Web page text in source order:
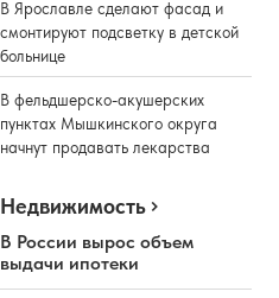
В Ярославле сделают фасад и
смонтируют подсветку в детской
больнице
В фельдшерско-акушерских
пунктах Мышкинского округа
начнут продавать лекарства
Недвижимость
В России вырос объем
выдачи ипотеки